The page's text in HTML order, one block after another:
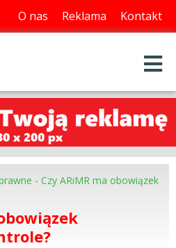
O nas Reklama Kontakt
- Czy ARiMR ma obowiązek